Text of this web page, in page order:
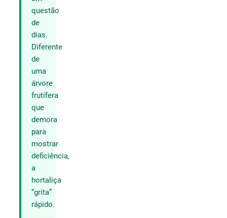
questão
de
dias.
Diferente
de
uma
árvore
frutífera
que
demora
para
mostrar
deficiência,
a
hortaliça
“grita”
rápido.